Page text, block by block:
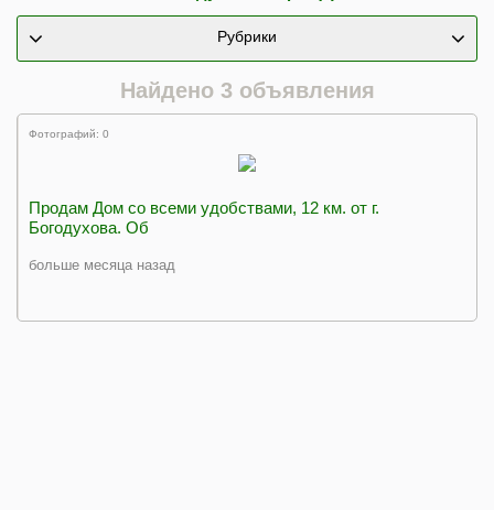
Рубрики
Найдено 3 объявления
Фотографий: 0
Продам Дом со всеми удобствами, 12 км. от г.
Богодухова. Об
больше месяца назад